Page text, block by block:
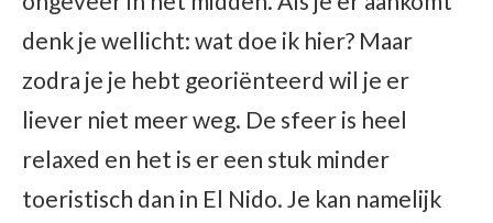
denk je wellicht: wat doe ik hier? Maar
zodra je je hebt georiënteerd wil je er
liever niet meer weg. De sfeer is heel
relaxed en het is er een stuk minder
toeristisch dan in El Nido. Je kan namelijk